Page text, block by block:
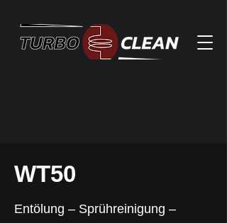
WT50
Entölung – Sprühreinigung –